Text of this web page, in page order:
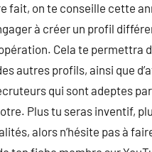
fait, on te conseille cette
à créer un profil
Cela te permettra
autres profils, ainsi que
qui sont adeptes
Plus tu seras inventif,
alors n’hésite pas à